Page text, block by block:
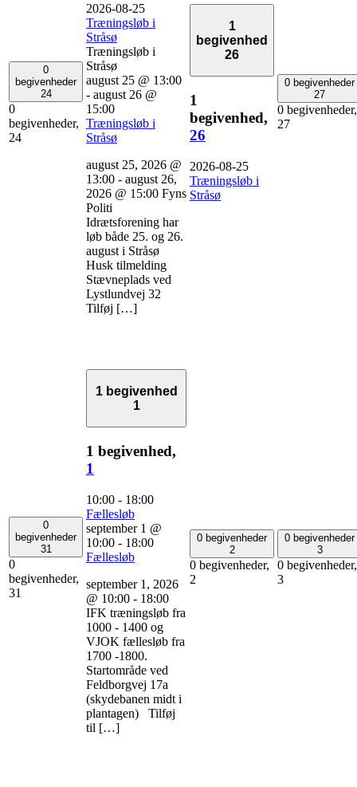
0
begivenheder
24
0
begivenheder,
24
2026-08-25
Træningsløb i
Stråsø
Træningsløb i
Stråsø
august 25 @ 13:00
- august 26 @
15:00
Træningsløb i
Stråsø
august 25, 2026 @
13:00 - august 26,
2026 @ 15:00 Fyns
Politi
Idrætsforening har
løb både 25. og 26.
august i Stråsø
Husk tilmelding
Stævneplads ved
Lystlundvej 32
Tilføj […]
1
begivenhed
26
1
begivenhed,
26
2026-08-25
Træningsløb i
Stråsø
0 begivenheder
27
0 begivenheder,
27
0
begivenheder
31
0
begivenheder,
31
1 begivenhed
1
1 begivenhed,
1
10:00 - 18:00
Fællesløb
september 1 @
10:00 - 18:00
Fællesløb
september 1, 2026
@ 10:00 - 18:00
IFK træningsløb fra
1000 - 1400 og
VJOK fællesløb fra
1700 -1800.
Startområde ved
Feldborgvej 17a
(skydebanen midt i
plantagen) Tilføj
til […]
0 begivenheder
2
0 begivenheder,
2
0 begivenheder
3
0 begivenheder,
3